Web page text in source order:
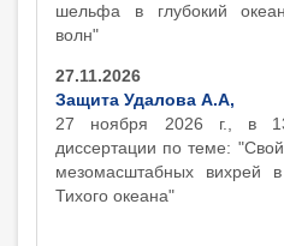
шельфа в глубокий
волн"
27.11.2026
Защита Удалова А.А,
27 ноября 2026 г., в
диcсертации по теме:
мезомасштабных вихрей
Тихого океана"